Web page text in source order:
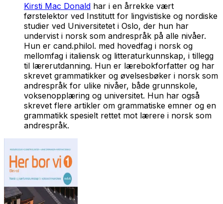
Kirsti Mac Donald har i en årrekke vært
førstelektor ved Institutt for lingvistiske og nordiske
studier ved Universitetet i Oslo, der hun har
undervist i norsk som andrespråk på alle nivåer.
Hun er cand.philol. med hovedfag i norsk og
mellomfag i italiensk og litteraturkunnskap, i tillegg
til lærerutdanning. Hun er lærebokforfatter og har
skrevet grammatikker og øvelsesbøker i norsk som
andrespråk for ulike nivåer, både grunnskole,
voksenopplæring og universitet. Hun har også
skrevet flere artikler om grammatiske emner og en
grammatikk spesielt rettet mot lærere i norsk som
andrespråk.